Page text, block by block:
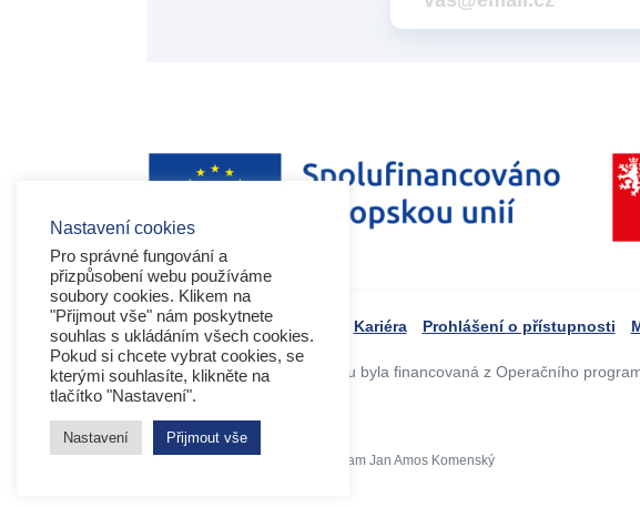
Kariéra Prohlášení o přístupnosti
Tvorba webového portálu byla financovaná z Operačního
Copyright 2026 © Operační program Jan Amos Komenský
Nastavení cookies
Pro správné fungování a
přizpůsobení webu používáme
soubory cookies. Klikem na
"Přijmout vše" nám poskytnete
souhlas s ukládáním všech cookies.
Pokud si chcete vybrat cookies, se
kterými souhlasíte, klikněte na
tlačítko "Nastavení".
Nastavení Přijmout vše